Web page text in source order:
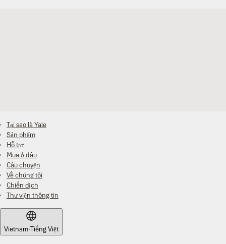
Tại sao là Yale
Sản phẩm
Hỗ trợ
Mua ở đâu
Câu chuyện
Về chúng tôi
Chiến dịch
Thư viện thông tin
Vietnam·Tiếng Việt